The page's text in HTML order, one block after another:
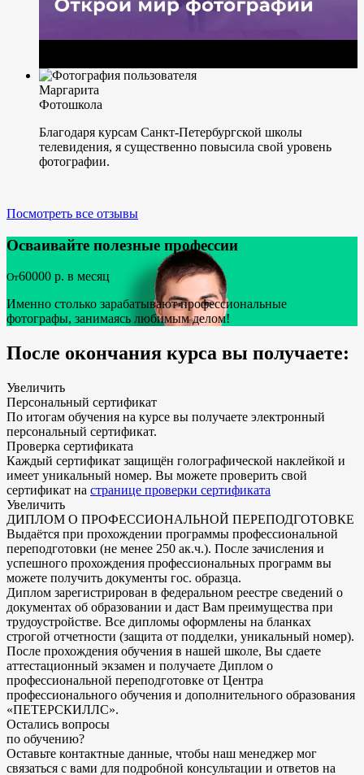
Маргарита
Фотошкола
Благодаря курсам Санкт-Петербургской школы
телевидения, я существенно повысила свой уровень
фотографии.
Посмотреть все отзывы
Осваивайте полезные профессии
От60000 р. в месяц
Именно столько зарабатывают профессиональные
фотографы, занимаясь любимым делом!
После окончания курса вы получаете:
Увеличить
Персональный сертификат
По итогам обучения на курсе вы получаете электронный
персональный сертификат.
Проверка сертификата
Каждый сертификат защищён голографической наклейкой и
имеет уникальный номер. Вы можете проверить свой
сертификат на странице проверки сертификата
Увеличить
ДИПЛОМ О ПРОФЕССИОНАЛЬНОЙ ПЕРЕПОДГОТОВКЕ
Выдаётся при прохождении программы профессиональной
переподготовки (не менее 250 ак.ч.). После зачисления и
успешного прохождения профессиональных программ вы
можете получить документы гос. образца.
Диплом зарегистрирован в федеральном реестре сведений о
документах об образовании и даст Вам преимущества при
трудоустройстве. Все дипломы оформлены на бланках
строгой отчетности (защита от подделки, уникальный номер).
После прохождения обучения в нашей школе, Вы сдаете
аттестационный экзамен и получаете Диплом о
профессиональной переподготовке от Центра
профессионального обучения и дополнительного образования
«ПЕТЕРСКИЛЛС».
Остались вопросы
по обучению?
Оставьте контактные данные, чтобы наш менеджер мог
связаться с вами для подробной консультации и ответов на